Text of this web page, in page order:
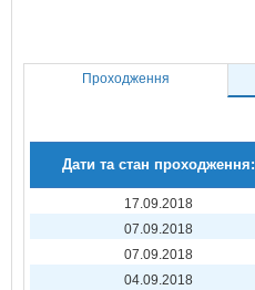
Проходження
Дати та стан проходження:
17.09.2018
07.09.2018
07.09.2018
04.09.2018